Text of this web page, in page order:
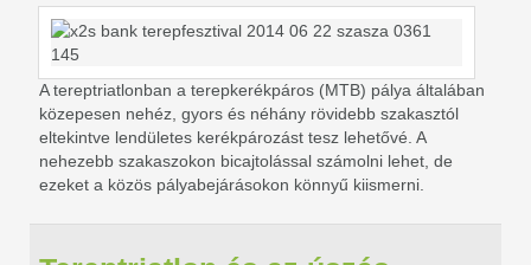
A tereptriatlonban a terepkerékpáros (MTB) pálya általában
közepesen nehéz, gyors és néhány rövidebb szakasztól
eltekintve lendületes kerékpározást tesz lehetővé. A
nehezebb szakaszokon bicajtolással számolni lehet, de
ezeket a közös pályabejárásokon könnyű kiismerni.